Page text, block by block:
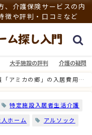
、介護保険サービスの内
徴や評判・口コミなど
大手施設の評判 介護の疑問
アミカの郷」の入居費用・
特定施設入居者生活介護
ホーム
アルソック